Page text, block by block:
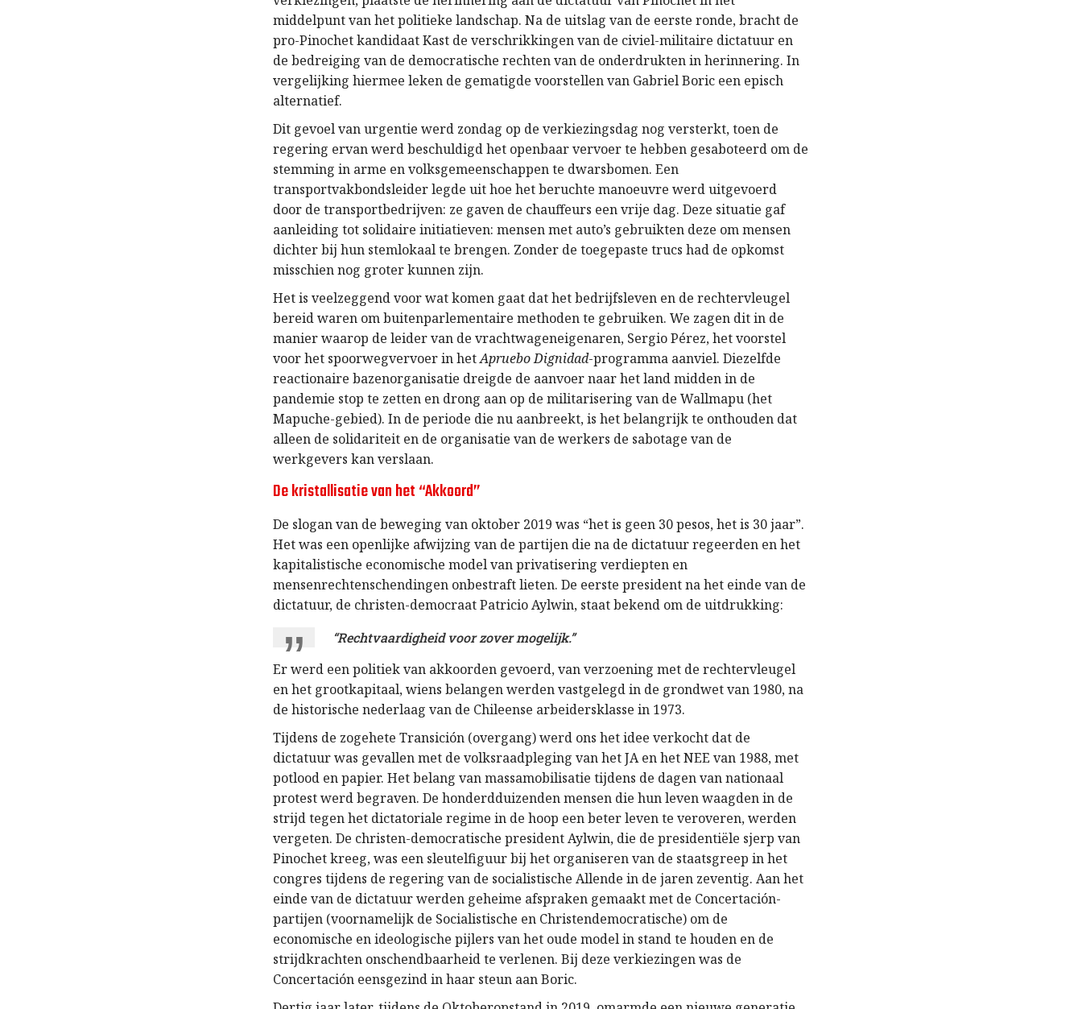
middelpunt van het politieke landschap. Na de uitslag van de eerste ronde, bracht de
pro-Pinochet kandidaat Kast de verschrikkingen van de civiel-militaire dictatuur en
de bedreiging van de democratische rechten van de onderdrukten in herinnering. In
vergelijking hiermee leken de gematigde voorstellen van Gabriel Boric een episch
alternatief.
Dit gevoel van urgentie werd zondag op de verkiezingsdag nog versterkt, toen de
regering ervan werd beschuldigd het openbaar vervoer te hebben gesaboteerd om de
stemming in arme en volksgemeenschappen te dwarsbomen. Een
transportvakbondsleider legde uit hoe het beruchte manoeuvre werd uitgevoerd
door de transportbedrijven: ze gaven de chauffeurs een vrije dag. Deze situatie gaf
aanleiding tot solidaire initiatieven: mensen met auto’s gebruikten deze om mensen
dichter bij hun stemlokaal te brengen. Zonder de toegepaste trucs had de opkomst
misschien nog groter kunnen zijn.
Het is veelzeggend voor wat komen gaat dat het bedrijfsleven en de rechtervleugel
bereid waren om buitenparlementaire methoden te gebruiken. We zagen dit in de
manier waarop de leider van de vrachtwageneigenaren, Sergio Pérez, het voorstel
voor het spoorwegvervoer in hetApruebo Dignidad-programma aanviel. Diezelfde
reactionaire bazenorganisatie dreigde de aanvoer naar het land midden in de
pandemie stop te zetten en drong aan op de militarisering van de Wallmapu (het
Mapuche-gebied). In de periode die nu aanbreekt, is het belangrijk te onthouden dat
alleen de solidariteit en de organisatie van de werkers de sabotage van de
werkgevers kan verslaan.
De kristallisatie van het “Akkoord”
De slogan van de beweging van oktober 2019 was “het is geen 30 pesos, het is 30 jaar”.
Het was een openlijke afwijzing van de partijen die na de dictatuur regeerden en het
kapitalistische economische model van privatisering verdiepten en
mensenrechtenschendingen onbestraft lieten. De eerste president na het einde van de
dictatuur, de christen-democraat Patricio Aylwin, staat bekend om de uitdrukking:
“Rechtvaardigheid voor zover mogelijk.”
Er werd een politiek van akkoorden gevoerd, van verzoening met de rechtervleugel
en het grootkapitaal, wiens belangen werden vastgelegd in de grondwet van 1980, na
de historische nederlaag van de Chileense arbeidersklasse in 1973.
Tijdens de zogehete Transición (overgang) werd ons het idee verkocht dat de
dictatuur was gevallen met de volksraadpleging van het JA en het NEE van 1988, met
potlood en papier. Het belang van massamobilisatie tijdens de dagen van nationaal
protest werd begraven. De honderdduizenden mensen die hun leven waagden in de
strijd tegen het dictatoriale regime in de hoop een beter leven te veroveren, werden
vergeten. De christen-democratische president Aylwin, die de presidentiële sjerp van
Pinochet kreeg, was een sleutelfiguur bij het organiseren van de staatsgreep in het
congres tijdens de regering van de socialistische Allende in de jaren zeventig. Aan het
einde van de dictatuur werden geheime afspraken gemaakt met de Concertación-
partijen (voornamelijk de Socialistische en Christendemocratische) om de
economische en ideologische pijlers van het oude model in stand te houden en de
strijdkrachten onschendbaarheid te verlenen. Bij deze verkiezingen was de
Concertación eensgezind in haar steun aan Boric.